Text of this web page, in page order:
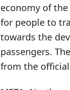
economy of
for people to
towards the
passengers.
from the